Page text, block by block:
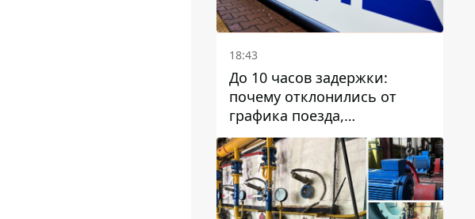
18:43
До 10 часов задержки:
почему отклонились от
графика поезда,
курсирующие через Днепр
и область